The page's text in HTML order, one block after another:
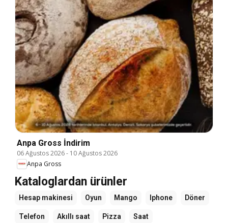
Anpa Gross İndirim
06 Ağustos 2026- 10 Ağustos 2026
Anpa Gross
Kataloglardan ürünler
Hesap makinesi Oyun Mango Iphone Döner
Telefon Akıllı saat Pizza Saat